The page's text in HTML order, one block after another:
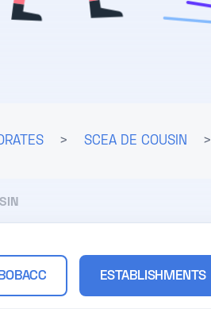
> SCEA DE COUSIN >
ESTABLISHMENTS